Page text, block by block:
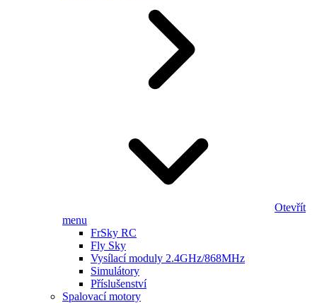
Otevřít
menu
FrSky RC
Fly Sky
Vysílací moduly 2.4GHz/868MHz
Simulátory
Příslušenství
Spalovací motory